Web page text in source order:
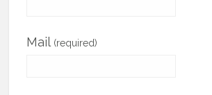
Mail (required)